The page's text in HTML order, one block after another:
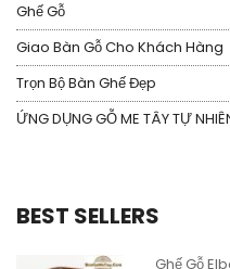
Ghế Gỗ
Giao Bàn Gỗ Cho Khách Hàng
Trọn Bộ Bàn Ghế Đẹp
ỨNG DỤNG GỖ ME TÂY TỰ
BEST SELLERS
Ghế Gỗ